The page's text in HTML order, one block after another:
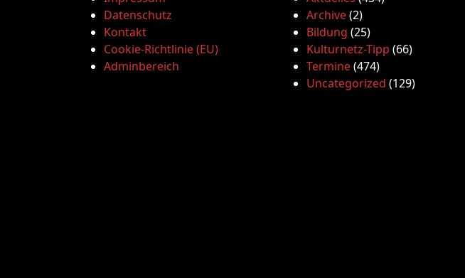
Datenschutz
Kontakt
Cookie-Richtlinie (EU)
Adminbereich
Archive(2)
Bildung (25)
Kulturnetz-Tipp (66)
Termine(474)
Uncategorized (129)